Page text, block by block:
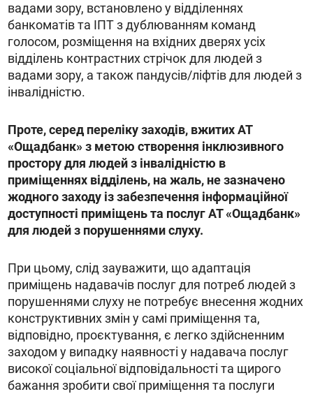
вадами зору, встановлено у відділеннях
банкоматів та ІПТ з дублюванням команд
голосом, розміщення на вхідних дверях усіх
відділень контрастних стрічок для людей з
вадами зору, а також пандусів/ліфтів для людей з
інвалідністю.
Проте, серед переліку заходів, вжитих АТ
«Ощадбанк» з метою створення інклюзивного
простору для людей з інвалідністю в
приміщеннях відділень, на жаль, не зазначено
жодного заходу із забезпечення інформаційної
доступності приміщень та послуг АТ «Ощадбанк»
для людей з порушеннями слуху.
При цьому, слід зауважити, що адаптація
приміщень надавачів послуг для потреб людей з
порушеннями слуху не потребує внесення жодних
конструктивних змін у самі приміщення та,
відповідно, проєктування, є легко здійсненним
заходом у випадку наявності у надавача послуг
високої соціальної відповідальності та щирого
бажання зробити свої приміщення та послуги